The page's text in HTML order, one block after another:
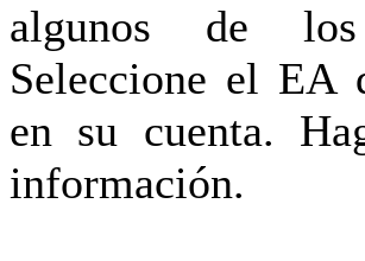
algunos de los
Seleccione el EA
en su cuenta.
información.